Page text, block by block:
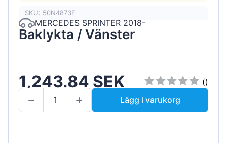
SKU: 50N4873E
MERCEDES SPRINTER 2018-
Baklykta / Vänster
1,243.84 SEK
()
Lägg i varukorg